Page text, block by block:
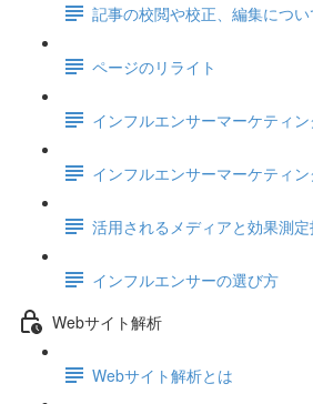
記事の校閲や校正、編集につい
ページのリライト
インフルエンサーマーケティ
インフルエンサーマーケティ
活用されるメディアと効果測
インフルエンサーの選び方
Webサイト解析
Webサイト解析とは